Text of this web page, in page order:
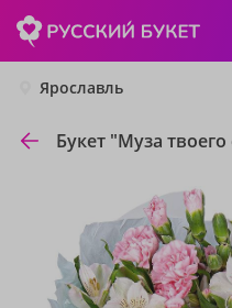
Ярославль
Букет "Муза